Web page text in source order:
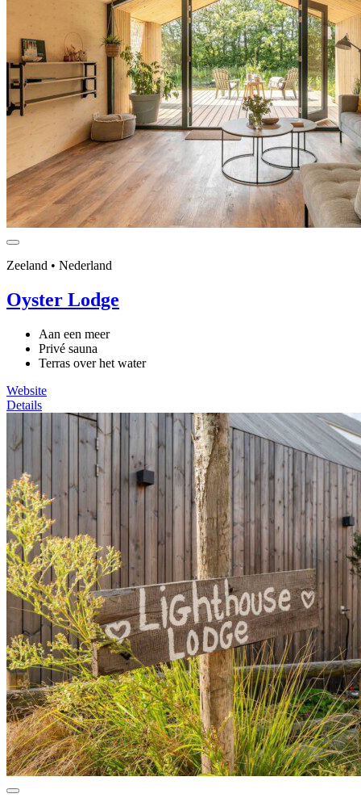
Zeeland • Nederland
Oyster Lodge
Aan een meer
Privé sauna
Terras over het water
Website
Details